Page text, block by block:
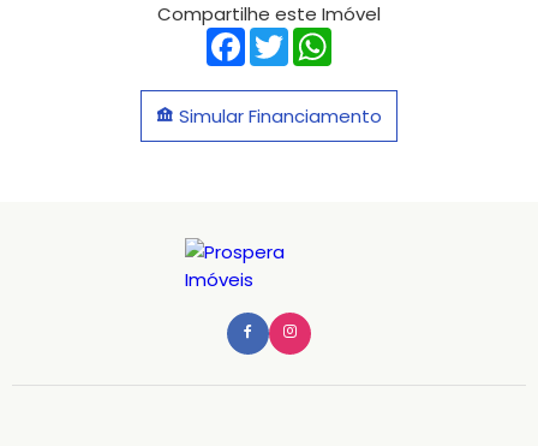
Compartilhe este Imóvel
Facebook
Twitter
Simular Financiamento